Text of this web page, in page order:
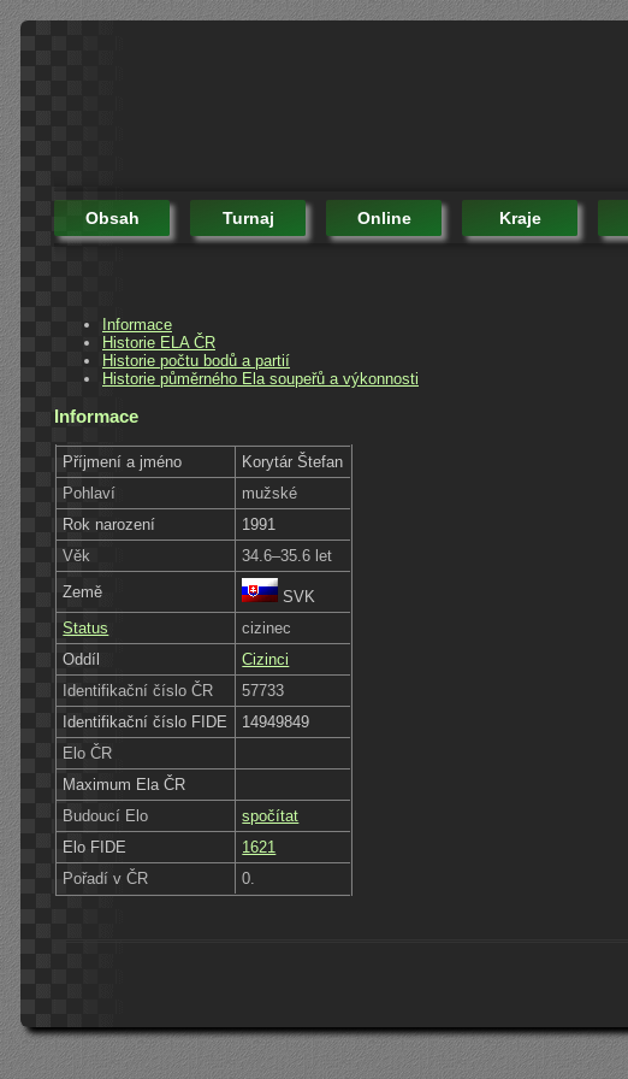
Obsah Turnaj Online Kraje
Informace
Historie ELA ČR
Historie počtu bodů a partií
Historie půměrného Ela soupeřů a výkonnosti
Informace
Příjmení a jméno
Korytár Štefan
Pohlaví
mužské
Rok narození
1991
Věk
34.6–35.6 let
Země
SVK
Status
cizinec
Oddíl
Cizinci
Identifikační číslo ČR
57733
Identifikační číslo FIDE
14949849
Elo ČR
Maximum Ela ČR
Budoucí Elo
spočítat
Elo FIDE
1621
Pořadí v ČR
0.